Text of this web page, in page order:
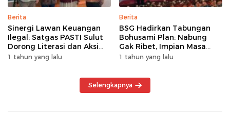
Berita
Sinergi Lawan Keuangan
Ilegal: Satgas PASTI Sulut
Dorong Literasi dan Aksi
Kolektif Masyarakat
1 tahun yang lalu
Berita
BSG Hadirkan Tabungan
Bohusami Plan: Nabung
Gak Ribet, Impian Masa
Depan Makin Dekat!
1 tahun yang lalu
Selengkapnya